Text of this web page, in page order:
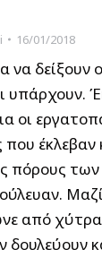
16/01/2018
να δείξουν
υπάρχουν.
οι
που έκλεβαν
πόρους των
από
δουλεύουν